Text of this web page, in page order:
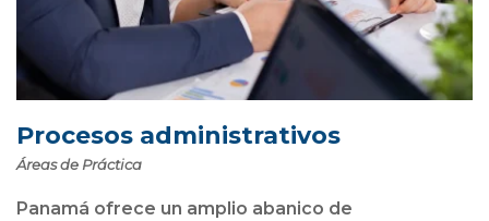
Procesos administrativos
Áreas de Práctica
Panamá ofrece un amplio abanico de